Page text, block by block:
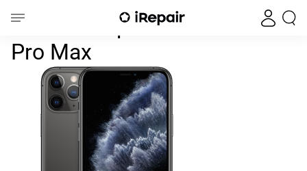
Замена дисплея iPhone
Замена экрана iPhone 11
Pro Max